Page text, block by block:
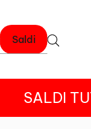
Saldi
SALDI